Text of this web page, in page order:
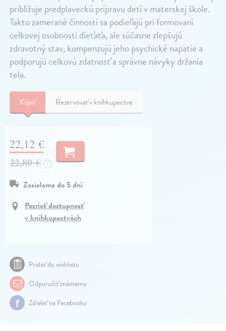
približuje predplaveckú prípravu detí v materskej škole.
Takto zamerané činnosti sa podieľajú pri formovaní
celkovej osobnosti dieťaťa, ale súčasne zlepšujú
zdravotný stav, kompenzujú jeho psychické napätie a
podporujú celkovú zdatnosť a správne návyky držania
tela.
Kúpiť Rezervovať v kníhkupectve
22,12 €
22,80 € ?
Zasielame do 5 dní
Pozrieť dostupnosť
v kníhkupectvách
Pridať do wishlistu
Odporučiť známemu
Zdielať na Facebooku